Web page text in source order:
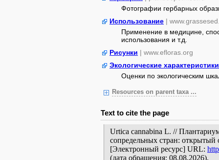
Фотографии гербарных
Использование |
Применение в медицине,
использования и т.д.
Рисунки | www.efloras.org
Экологические характеристики
Оценки по экологическим
Resources on parent taxa ...
Text to cite the page
Urtica cannabina L. //
сопредельных стран: открытый
[Электронный ресурс] URL:
(дата обращения: 08.08.2026).